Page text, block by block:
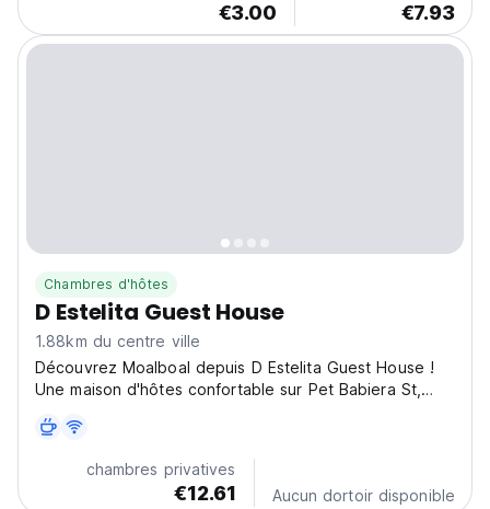
€3.00 €7.93
Chambres d'hôtes
D Estelita Guest House
1.88km du centre ville
Découvrez Moalboal depuis D Estelita Guest House !
Une maison d'hôtes confortable sur Pet Babiera St,
maison d'hôtes pour les voyageurs en solo et les fans
de la vie marine ! (Auto-translated from original...
chambres privatives
€12.61 Aucun dortoir disponible